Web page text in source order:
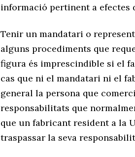
informació pertinent a efectes
Tenir un mandatari o
alguns procediments que
figura és imprescindible si el
cas que ni el mandatari ni el
general la persona que
responsabilitats que
que un fabricant resident a la
traspassar la seva